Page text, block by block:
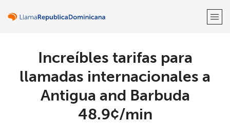
¡Bienvenido!
Regístrate con
Increíbles tarifas para
llamadas internacionales a
Antigua and Barbuda
⁦48.9¢⁩/min